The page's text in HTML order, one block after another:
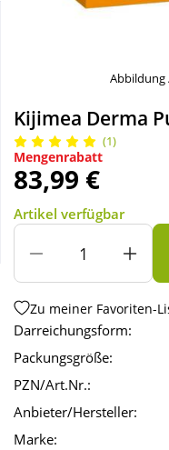
Nahrungsergänzung
Natur & Homöopathie
Sanitätshaus
Sport & Fitness
Tierbedarf
Wellness
Abbildung
Kijimea Derma
(1)
Mengenrabatt
83,99 €
Artikel verfügbar
Zu meiner Favoriten-
Darreichungsform:
Packungsgröße:
PZN/Art.Nr.:
Anbieter/Hersteller:
Marke: